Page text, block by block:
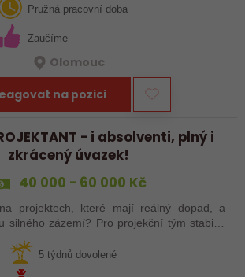
je… Pružná pracovní doba
Zaučíme
Olomouc
na pozici
- i absolventi, plný i
zkrácený úvazek!
40 000 - 60 000 Kč
projektech, které mají reálný dopad, a
silného zázemí? Pro projekční tým stabilní
5 týdnů dovolené